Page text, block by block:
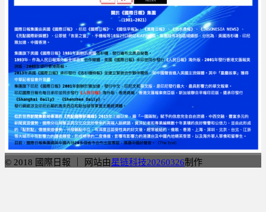
© 2018 國際日報 ｜ 网站由星链科技20260326制作